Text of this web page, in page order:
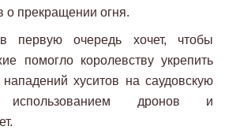
о прекращении огня.
первую очередь хочет, чтобы
помогло королевству укрепить
хуситов на саудовскую
дронов и